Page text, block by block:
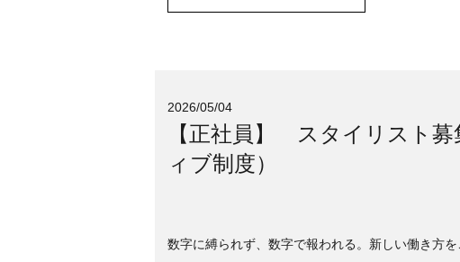
2026/05/04
【正社員】 スタイリスト
ィブ制度）
数字に縛られず、数字で報われる。新しい働き